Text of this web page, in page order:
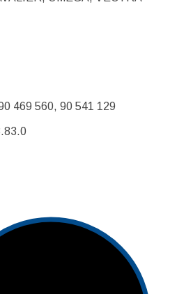
469 560, 90 541 129